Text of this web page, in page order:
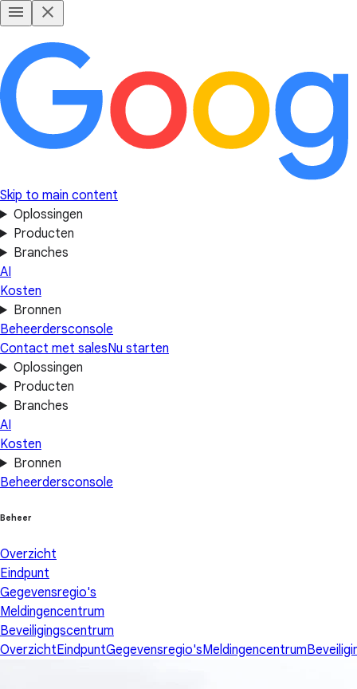
Skip to main content
Oplossingen
Producten
Branches
AI
Kosten
Bronnen
Beheerdersconsole
Contact met salesNu starten
Oplossingen
Producten
Branches
AI
Kosten
Bronnen
Beheerdersconsole
Beheer
Overzicht
Eindpunt
Gegevensregio's
Meldingencentrum
Beveiligingscentrum
OverzichtEindpuntGegevensregio'sMeldingencentrum